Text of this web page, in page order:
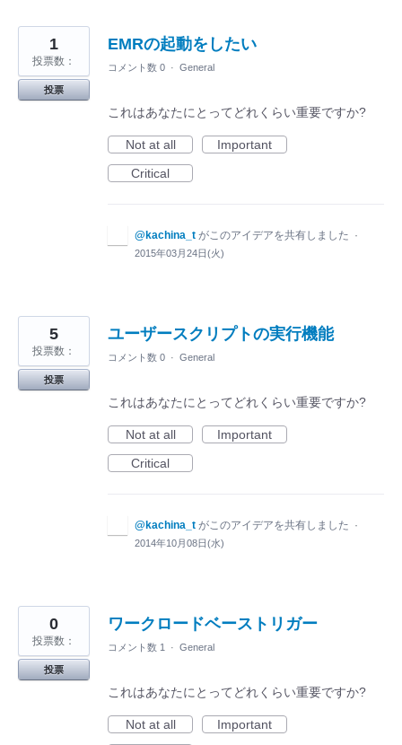
EMRの起動をしたい
1
投票数：
投票
コメント数 0 · General
これはあなたにとってどれくらい重要ですか?
Not at all
Important
Critical
@kachina_t がこのアイデアを共有しました ·
2015年03月24日(火)
ユーザースクリプトの実行機能
5
投票数：
投票
コメント数 0 · General
これはあなたにとってどれくらい重要ですか?
Not at all
Important
Critical
@kachina_t がこのアイデアを共有しました ·
2014年10月08日(水)
ワークロードベーストリガー
0
投票数：
投票
コメント数 1 · General
これはあなたにとってどれくらい重要ですか?
Not at all Important